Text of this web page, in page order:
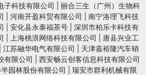
子科技有限公司
丽合三生（广州）生物科
河南开盈科贸有限公司
南宁洛理飞科技
安化县永泰福茶号
深圳市柏乐卡科技有
上海桃浪网络科技有限公司
唐县兴业工
江苏融华电气有限公司
天津嘉裕隆汽车销
有限公司
西安畅云创客信息科技有限公司
园林股份有限公司
瑞安市群利机械有限